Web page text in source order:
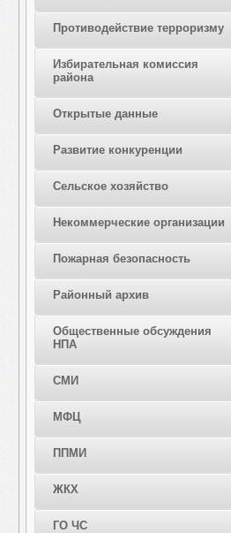
Противодействие терроризму
Избирательная комиссия
района
Открытые данные
Развитие конкуренции
Сельское хозяйство
Некоммерческие организации
Пожарная безопасность
Районный архив
Общественные обсуждения
НПА
СМИ
МФЦ
ППМИ
ЖКХ
ГО ЧС